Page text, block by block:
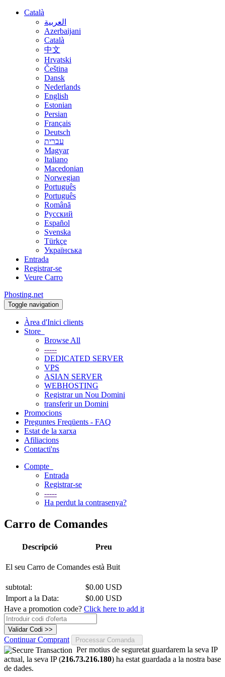
Català
العربية
Azerbaijani
Català
中文
Hrvatski
Čeština
Dansk
Nederlands
English
Estonian
Persian
Français
Deutsch
עברית
Magyar
Italiano
Macedonian
Norwegian
Português
Português
Română
Русский
Español
Svenska
Türkçe
Українська
Entrada
Registrar-se
Veure Carro
Phosting.net
Toggle navigation
Àrea d'Inici clients
Store
Browse All
-----
DEDICATED SERVER
VPS
ASIAN SERVER
WEBHOSTING
Registrar un Nou Domini
transferir un Domini
Promocions
Preguntes Freqüents - FAQ
Estat de la xarxa
Afiliacions
Contacti'ns
Compte
Entrada
Registrar-se
-----
Ha perdut la contrasenya?
Carro de Comandes
Descripció Preu
El seu Carro de Comandes està Buit
subtotal:
$0.00 USD
Import a la Data:
$0.00 USD
Have a promotion code? Click here to add it
Continuar Comprant Processar Comanda
Per motius de seguretat guardarem la seva IP
actual, la seva IP (216.73.216.180) ha estat guardada a la nostra base
de dades.